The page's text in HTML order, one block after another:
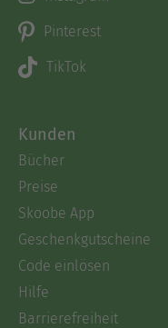
Pinterest
TikTok
Kunden
Bücher
Preise
Skoobe App
Geschenkgutscheine
Code einlösen
Hilfe
Barrierefreiheit